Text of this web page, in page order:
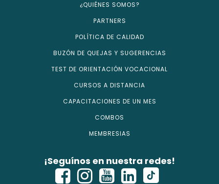
¿QUIÉNES SOMOS?
PARTNERS
POLÍTICA DE CALIDAD
BUZÓN DE QUEJAS Y SUGERENCIAS
TEST DE ORIENTACIÓN VOCACIONAL
CURSOS A DISTANCIA
CAPACITACIONES DE UN MES
COMBOS
MEMBRESIAS
¡Seguínos en nuestra redes!